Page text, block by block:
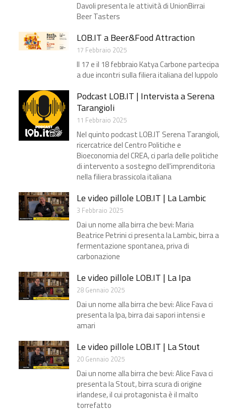
Davoli presenta le attività di UnionBirrai
Beer Tasters
LOB.IT a Beer&Food Attraction
17 Febbraio 2025
Il 17 e il 18 febbraio Katya Carbone partecipa
a due incontri sulla filiera italiana del luppolo
Podcast LOB.IT | Intervista a Serena
Tarangioli
11 Febbraio 2025
Nel quinto podcast LOB.IT Serena Tarangioli,
ricercatrice del Centro Politiche e
Bioeconomia del CREA, ci parla delle politiche
di intervento a sostegno dell'imprenditoria
nella filiera brassicola italiana
Le video pillole LOB.IT | La Lambic
3 Febbraio 2025
Dai un nome alla birra che bevi: Maria
Beatrice Petrini ci presenta la Lambic, birra a
fermentazione spontanea, priva di
carbonazione
Le video pillole LOB.IT | La Ipa
28 Gennaio 2025
Dai un nome alla birra che bevi: Alice Fava ci
presenta la Ipa, birra dai sapori intensi e
amari
Le video pillole LOB.IT | La Stout
20 Gennaio 2025
Dai un nome alla birra che bevi: Alice Fava ci
presenta la Stout, birra scura di origine
irlandese, il cui protagonista è il malto
torrefatto